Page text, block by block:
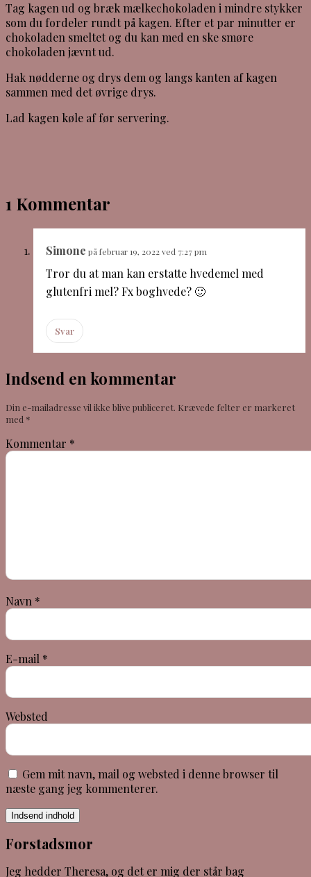
Tag kagen ud og bræk mælkechokoladen i mindre stykker
som du fordeler rundt på kagen. Efter et par minutter er
chokoladen smeltet og du kan med en ske smøre
chokoladen jævnt ud.
Hak nødderne og drys dem og langs kanten af kagen
sammen med det øvrige drys.
Lad kagen køle af før servering.
1 Kommentar
Simone på februar 19, 2022 ved 7:27 pm
Tror du at man kan erstatte hvedemel med
glutenfri mel? Fx boghvede? 🙂
Svar
Indsend en kommentar
Din e-mailadresse vil ikke blive publiceret. Krævede felter er markeret
med *
Kommentar *
Navn *
E-mail *
Websted
Gem mit navn, mail og websted i denne browser til
næste gang jeg kommenterer.
Indsend indhold
Forstadsmor
Jeg hedder Theresa, og det er mig der står bag